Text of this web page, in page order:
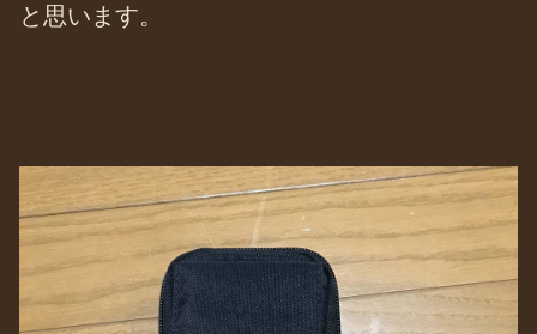
と思います。